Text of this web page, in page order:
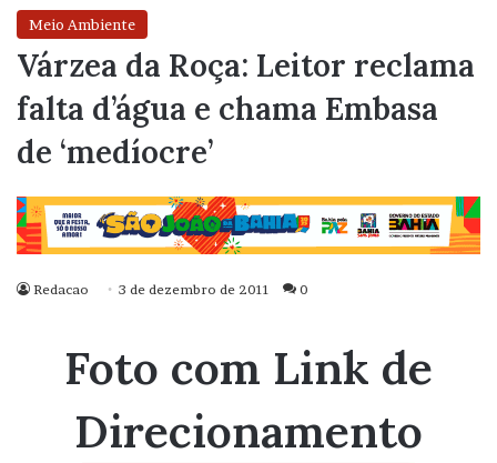
Meio Ambiente
Várzea da Roça: Leitor reclama
falta d’água e chama Embasa
de ‘medíocre’
Redacao 3 de dezembro de 2011 0
Foto com Link de
Direcionamento